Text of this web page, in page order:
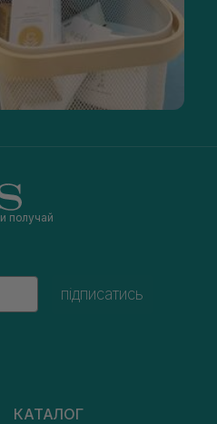
и получай
підписатись
КАТАЛОГ